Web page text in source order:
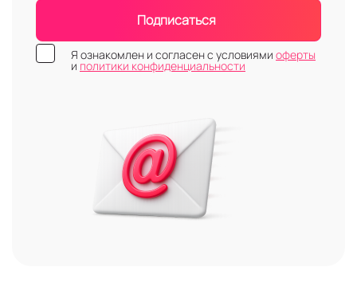
Подписаться
Я ознакомлен и согласен с условиями оферты
и политики конфиденциальности